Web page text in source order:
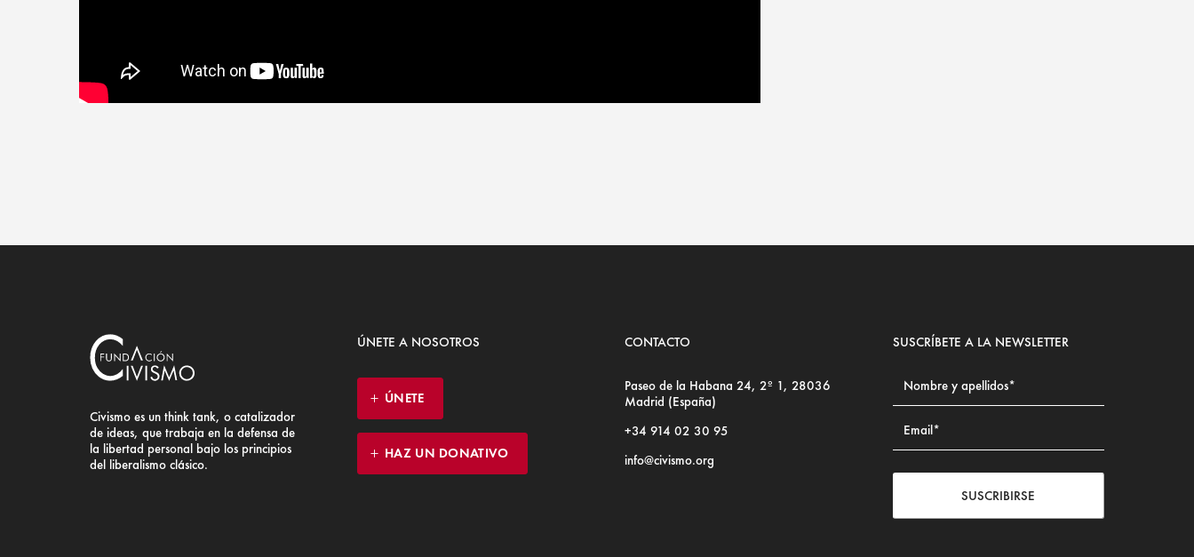
Civismo es un think tank, o catalizador
de ideas, que trabaja en la defensa de
la libertad personal bajo los principios
del liberalismo clásico.
ÚNETE A NOSOTROS
ÚNETE
HAZ UN DONATIVO
CONTACTO
Paseo de la Habana 24, 2º 1, 28036
Madrid (España)
+34 914 02 30 95
info@civismo.org
SUSCRÍBETE A LA NEWSLETTER
SUSCRIBIRSE